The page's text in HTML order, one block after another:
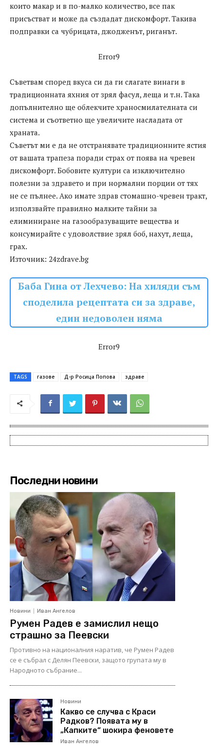
които макар и в по-малко количество, все пак
присъстват и може да създадат дискомфорт. Такива
подправки са чубрицата, джодженът, риганът.
Error9
Съветвам според вкуса си да ги слагате винаги в
традиционната яхния от зрял фасул, леща и т.н. Така
допълнително ще облекчите храносмилателната си
система и съответно ще увеличите насладата от
храната.
Съветът ми е да не отстранявате традиционните ястия
от вашата трапеза поради страх от поява на чревен
дискомфорт. Бобовите култури са изключително
полезни за здравето и при нормални порции от тях
не се пълнее. Ако имате здрав стомашно-чревен тракт,
използвайте правилно малките тайни за
елиминиране на газообразуващите вещества и
консумирайте с удоволствие зрял боб, нахут, леща,
грах.
Източник: 24zdrave.bg
Баба Гина от Лехчево: На хиляди съм
споделила рецептата си за здраве,
един недоволен няма
Error9
TAGS газове Д-р Росица Попова здраве
Последни новини
Новини Иван Ангелов
Румен Радев е замислил нещо
страшно за Пеевски
Противно на националния наратив, че Румен Радев
се е събрал с Делян Пеевски, защото групата му в
Народното събрание...
Новини
Какво се случва с Краси
Радков? Появата му в
„Капките“ шокира феновете
Иван Ангелов